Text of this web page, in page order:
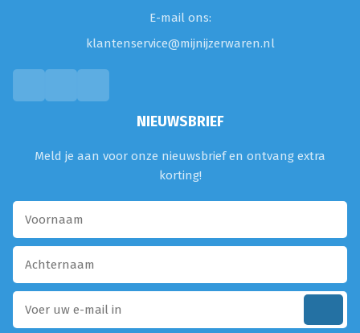
E-mail ons:
klantenservice@mijnijzerwaren.nl
NIEUWSBRIEF
Meld je aan voor onze nieuwsbrief en ontvang extra
korting!